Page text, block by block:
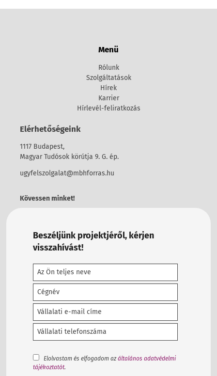
Menü
Rólunk
Szolgáltatások
Hírek
Karrier
Hírlevél-feliratkozás
Elérhetőségeink
1117 Budapest,
Magyar Tudósok körútja 9. G. ép.
ugyfelszolgalat@mbhforras.hu
Kövessen minket!
Beszéljünk projektjéről, kérjen
visszahívást!
Elolvastam és elfogadom azáltalános adatvédelmi
tájékoztatót.